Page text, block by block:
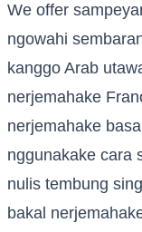
We offer
ngowahi
kanggo Arab
nerjemahake
nerjemahake
nggunakake cara
nulis tembung
bakal